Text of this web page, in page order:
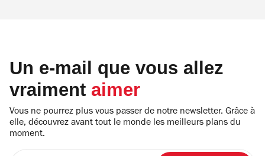
Un e-mail que vous allez
vraiment aimer
Vous ne pourrez plus vous passer de notre newsletter. Grâce à
elle, découvrez avant tout le monde les meilleurs plans du
moment.